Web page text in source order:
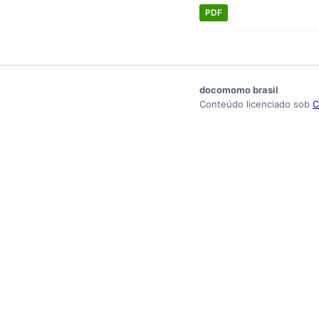
PDF
docomomo brasil
Conteúdo licenciado sob